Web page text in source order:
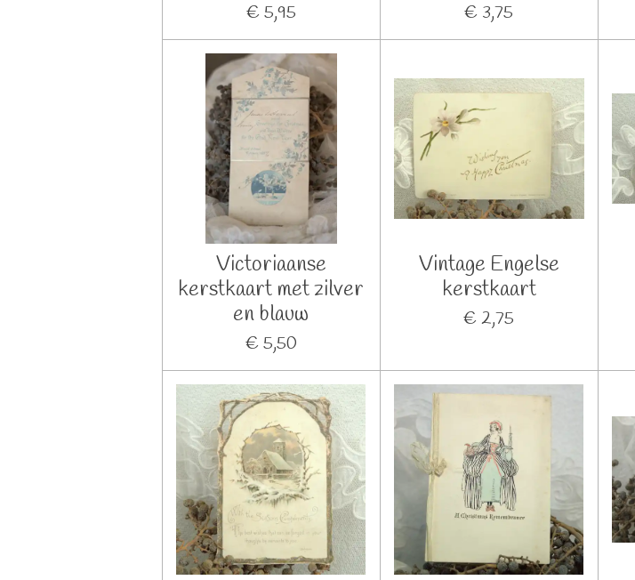
€ 5,95 € 3,75
Victoriaanse
kerstkaart met zilver
en blauw
€ 5,50
Vintage Engelse
kerstkaart
€ 2,75